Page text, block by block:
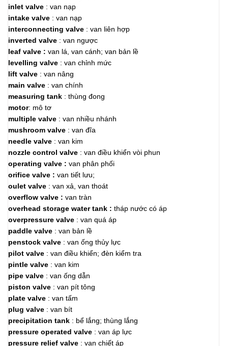
inlet valve : van nạp
intake valve : van nạp
interconnecting valve : van liên hợp
inverted valve : van ngược
leaf valve : van lá, van cánh; van bản lề
levelling valve : van chỉnh mức
lift valve : van nâng
main valve : van chính
measuring tank : thùng đong
motor: mô tơ
multiple valve : van nhiều nhánh
mushroom valve : van đĩa
needle valve : van kim
nozzle control valve : van điều khiển vòi phun
operating valve : van phân phối
orifice valve : van tiết lưu;
oulet valve : van xả, van thoát
overflow valve : van tràn
overhead storage water tank : tháp nước có áp
overpressure valve: van quá áp
paddle valve : van bản lề
penstock valve: van ống thủy lực
pilot valve : van điều khiển; đèn kiểm tra
pintle valve : van kim
pipe valve : van ống dẫn
piston valve: van pít tông
plate valve: van tấm
plug valve: van bít
precipitation tank: bể lắng; thùng lắng
pressure operated valve : van áp lực
pressure relief valve : van chiết áp